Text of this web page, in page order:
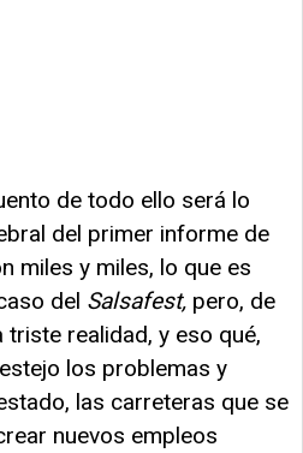
de todo ello será lo
del primer informe de
miles y miles, lo que es
del Salsafest, pero, de
triste realidad, y eso qué,
los problemas y
las carreteras que se
nuevos empleos